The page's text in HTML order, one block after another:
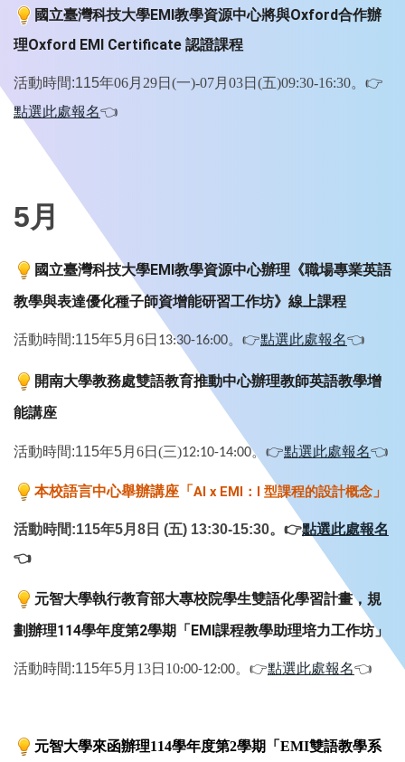
國立臺灣科技大學EMI教學資源中心將與Oxford合作辦
理Oxford EMI Certificate 認證課程
活動時間:115年06月 29日 (一)-07月 03日 (五)09:30-16:30。 👉
點選此處報名👈
5月
國立臺灣科技大學EMI 教學資源中心辦理《職場專業英語
教學與表達優化種子師資增能研習工作坊》線上課程
活動時間:115年5月6日 13:30-16:00。 👉點選此處報名👈
開南大學教務處雙語教育推動中心辦理教師英語教學增
能講座
活動時間:115年5月6日(三)12:10-14:00。 👉點選此處報名👈
本校語言中心舉辦講座「 AI x EMI ： I 型課程的設計概念 」
活動時間:115年5月8日 (五) 13:30-15:30。👉點選此處報名
👈
元智大學執行教育部大專校院學生雙語化學習計畫，規
劃辦理114學年度第2學期「 EMI 課程教學助理培力工作坊」
活動時間:115年5月13日10:00-12:00。 👉點選此處報名👈
元智大學來函辦理114學年度第2學期「 EMI雙語教學系